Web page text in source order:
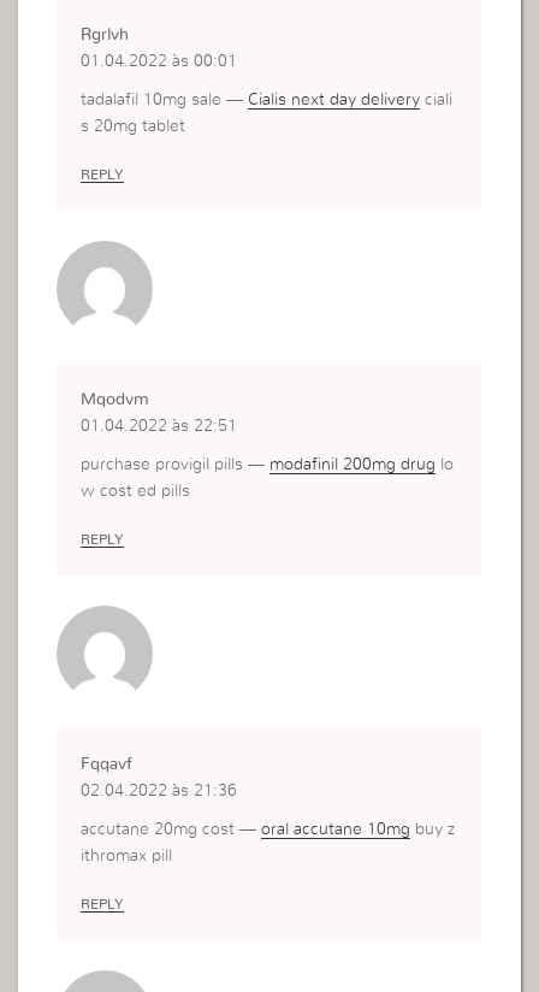
Rgrlvh
01.04.2022 às 00:01
tadalafil 10mg sale — Cialis next day delivery ciali
s 20mg tablet
REPLY
Mqodvm
01.04.2022 às 22:51
purchase provigil pills — modafinil 200mg drug lo
w cost ed pills
REPLY
Fqqavf
02.04.2022 às 21:36
accutane 20mg cost —oral accutane 10mg buy z
ithromax pill
REPLY